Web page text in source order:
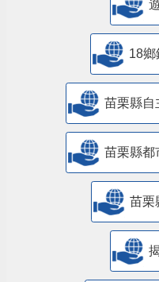
18鄉
苗栗縣自
苗栗縣都
苗栗